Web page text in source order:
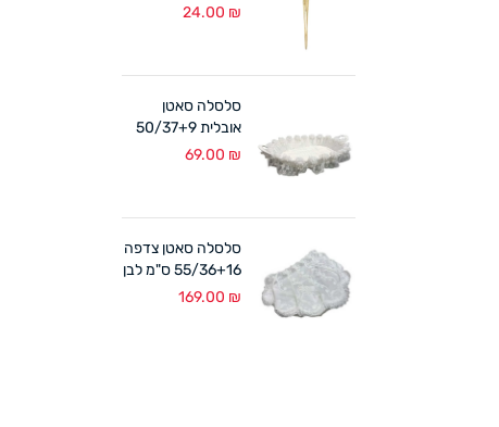
24.00 ₪
סלסלה סאטן
אובלית 50/37+9
ס"מ לבן
69.00 ₪
סלסלה סאטן צדפה
55/36+16 ס"מ לבן
169.00 ₪